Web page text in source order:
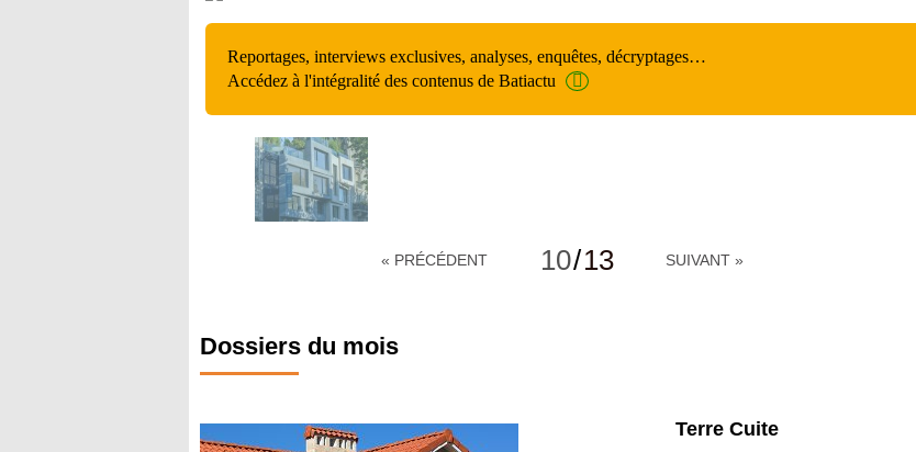
Reportages, interviews exclusives, analyses, enquêtes, décryptages…
Accédez à l'intégralité des contenus de Batiactu
« PRÉCÉDENT 10/13 SUIVANT »
Dossiers du mois
Parking et garages